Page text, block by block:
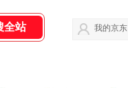
我的京东